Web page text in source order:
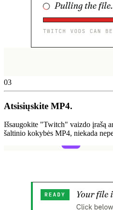
03
Atsisiųskite MP4.
Išsaugokite "Twitch" vaizdo įrašą
šaltinio kokybės MP4, niekada